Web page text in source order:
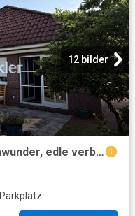
12 bilder
Beste Stadtrandlage, ein Raumwunder, edle verbaute Materialien
Parkplatz